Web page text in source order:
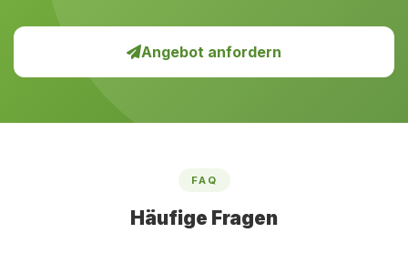
Angebot anfordern
FAQ
Häufige Fragen